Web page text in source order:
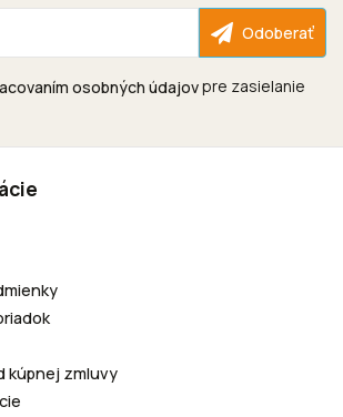
osobných údajovpre zasielanie
kúpnej zmluvy